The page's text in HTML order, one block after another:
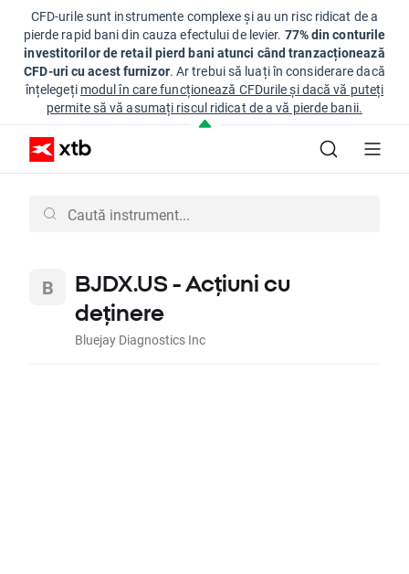
CFD-urile sunt instrumente complexe și au un risc ridicat de a
pierde rapid bani din cauza efectului de levier. 77% din conturile
investitorilor de retail pierd bani atunci când tranzacționează
CFD-uri cu acest furnizor. Ar trebui să luați în considerare dacă
înțelegeți modul în care funcționează CFDurile și dacă vă puteți
permite să vă asumați riscul ridicat de a vă pierde banii.
BJDX.US - Acțiuni cu
deținere
Bluejay Diagnostics Inc